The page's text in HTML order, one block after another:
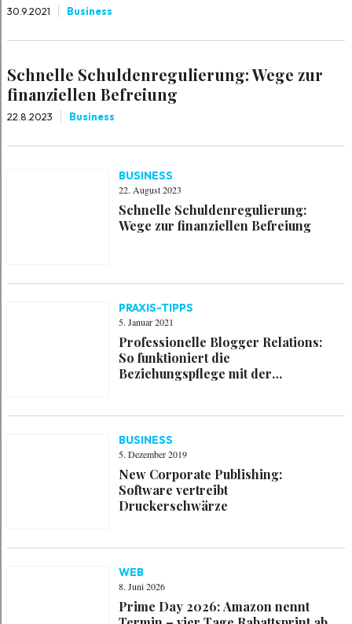
30.9.2021 Business
Schnelle Schuldenregulierung: Wege zur
finanziellen Befreiung
22.8.2023 Business
BUSINESS
22. August 2023
Schnelle Schuldenregulierung:
Wege zur finanziellen Befreiung
PRAXIS-TIPPS
5. Januar 2021
Professionelle Blogger Relations:
So funktioniert die
Beziehungspflege mit der
BUSINESS
5. Dezember 2019
New Corporate Publishing:
Software vertreibt
Druckerschwärze
WEB
8. Juni 2026
Prime Day 2026: Amazon nennt